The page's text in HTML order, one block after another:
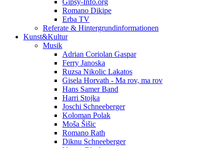
Gipsy-Info.org
Romano Dikipe
Erba TV
Referate & Hintergrundinformationen
Kunst&Kultur
Musik
Adrian Coriolan Gaspar
Ferry Janoska
Ruzsa Nikolic Lakatos
Gisela Horvath - Ma rov, ma rov
Hans Samer Band
Harri Stojka
Joschi Schneeberger
Koloman Polak
Moša Šišic
Romano Rath
Diknu Schneeberger